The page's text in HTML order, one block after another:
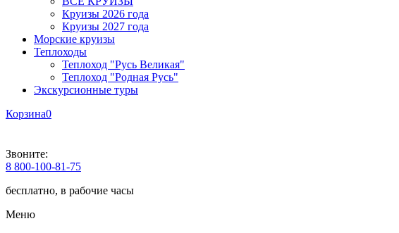
Круизы 2026 года
Круизы 2027 года
Морские круизы
Теплоходы
Теплоход "Русь Великая"
Теплоход "Родная Русь"
Экскурсионные туры
Корзина0
Звоните:
8 800-100-81-75
бесплатно, в рабочие часы
Меню